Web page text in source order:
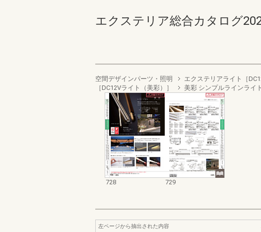
エクステリア総合カタログ
空間デザインパーツ・照明 エクステリアライト［
［DC12Vライト（美彩）］
美彩 シンプルラインライト
728 729
左ページから抽出された内容